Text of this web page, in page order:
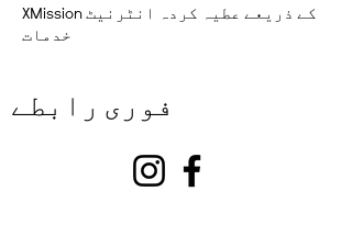
XMission کے ذریعے عطیہ کردہ انٹرنیٹ
خدمات
فوری رابطے